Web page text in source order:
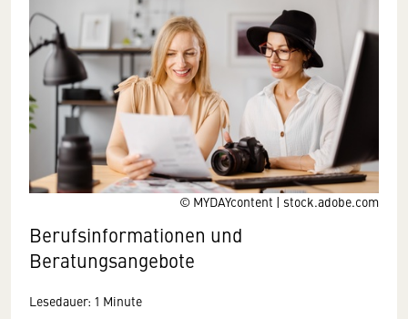
© MYDAYcontent | stock.adobe.com
Berufsinformationen und
Beratungsangebote
Lesedauer: 1 Minute